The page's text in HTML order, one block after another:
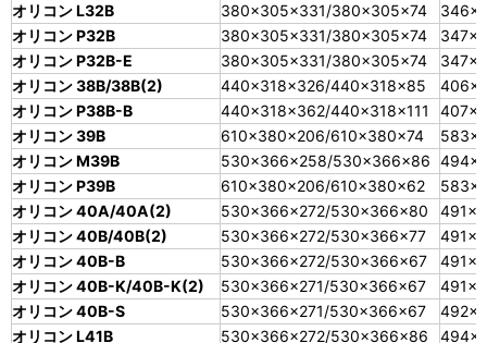
オリコン L32B
380×305×331/380×305×74
オリコン P32B
380×305×331/380×305×74
オリコン P32B-E
380×305×331/380×305×74
オリコン 38B/38B(2)
440×318×326/440×318×85
オリコン P38B-B
440×318×362/440×318×111
オリコン 39B
610×380×206/610×380×74
オリコン M39B
530×366×258/530×366×86
オリコン P39B
610×380×206/610×380×62
オリコン 40A/40A(2)
530×366×272/530×366×80
オリコン 40B/40B(2)
530×366×272/530×366×77
オリコン 40B-B
530×366×272/530×366×67
オリコン 40B-K/40B-K(2)
530×366×271/530×366×67
オリコン 40B-S
530×366×271/530×366×67
オリコン L41B
530×366×272/530×366×86